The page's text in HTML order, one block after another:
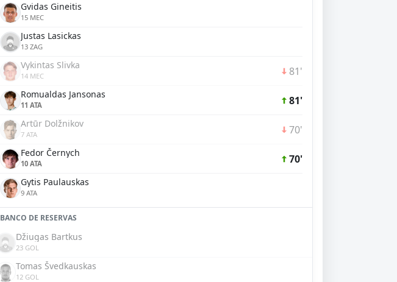
Gvidas Gineitis
15 MEC
Justas Lasickas
13 ZAG
Vykintas Slivka
14 MEC 81'
Romualdas Jansonas
11 ATA 81'
Artūr Dolžnikov
7 ATA 70'
Fedor Černych
10 ATA 70'
Gytis Paulauskas
9 ATA
BANCO DE RESERVAS
Džiugas Bartkus
23 GOL
Tomas Švedkauskas
12 GOL